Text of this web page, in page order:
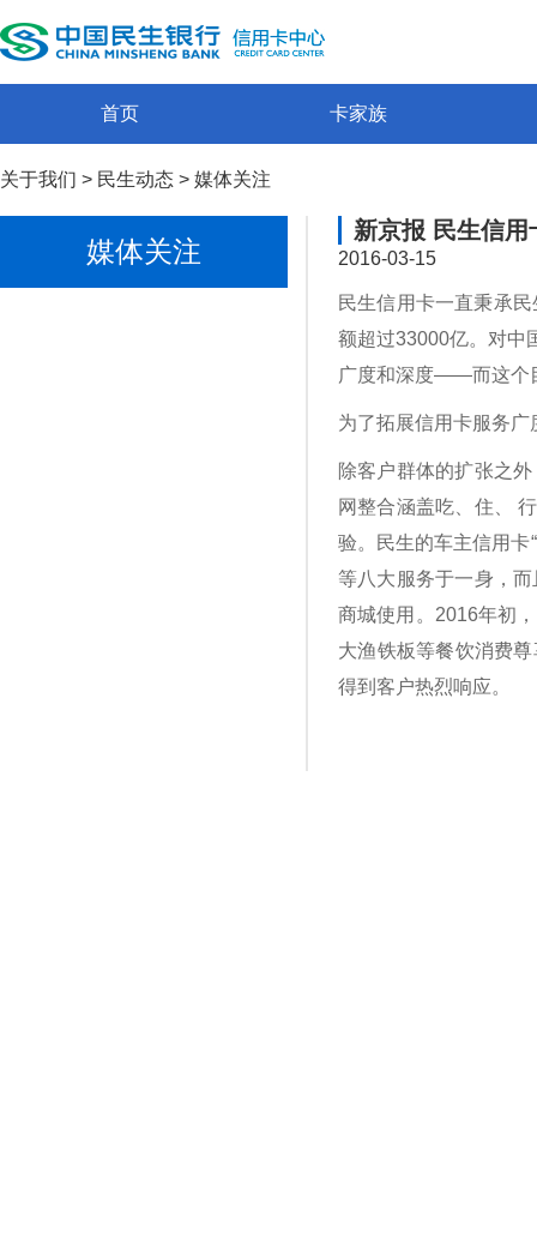
首页 卡家族
关于我们 > 民生动态 > 媒体关注
媒体关注
新京报 民生信
2016-03-15
民生信用卡一直秉承
额超过33000亿。对中
广度和深度——而这个
为了拓展信用卡服务
除客户群体的扩张之
网整合涵盖吃、住、
验。民生的车主信用卡
等八大服务于一身，
商城使用。2016年初
大渔铁板等餐饮消费
得到客户热烈响应。